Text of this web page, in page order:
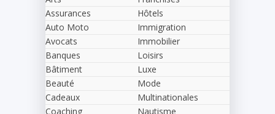
Assurances
Auto Moto
Avocats
Banques
Bâtiment
Beauté
Cadeaux
Coaching
Hôtels
Immigration
Immobilier
Loisirs
Luxe
Mode
Multinationales
Nautisme